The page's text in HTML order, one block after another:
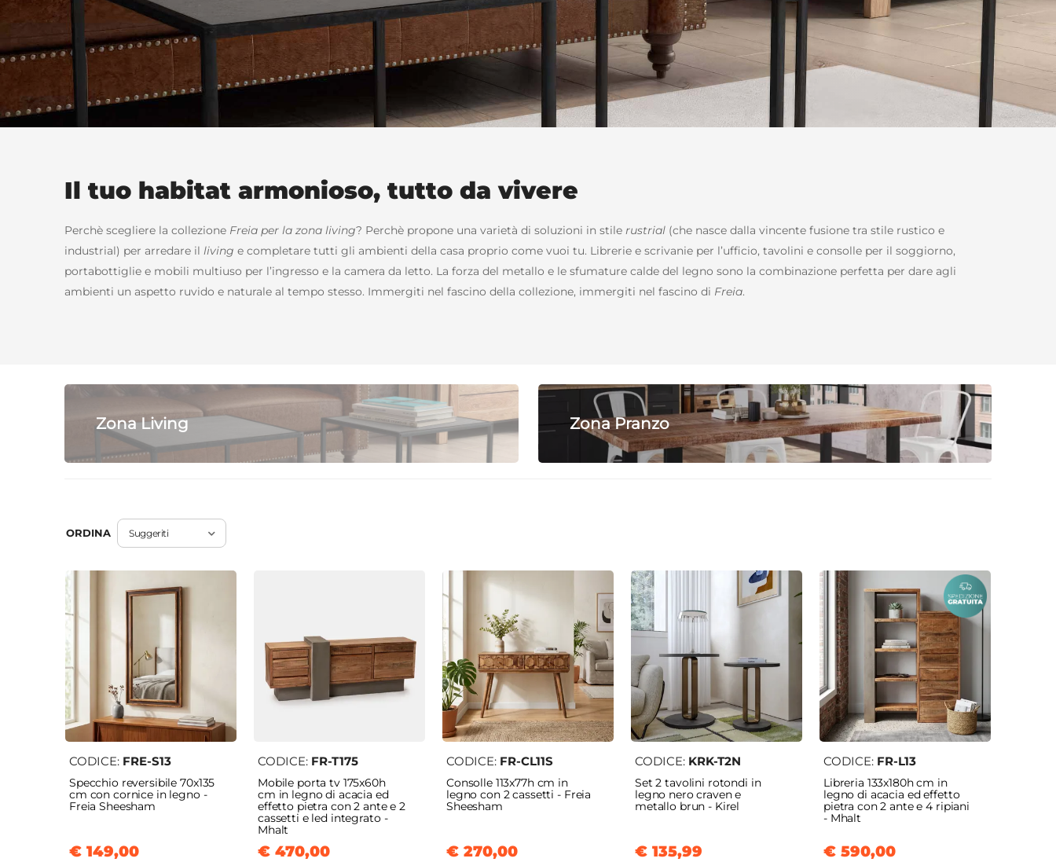
Il tuo habitat armonioso, tutto da vivere
Perchè scegliere la collezione Freia per la zona living? Perchè propone una varietà di soluzioni in stile rustrial (che nasce dalla vincente fusione tra stile rustico e
industrial) per arredare il living e completare tutti gli ambienti della casa proprio come vuoi tu. Librerie e scrivanie per l’ufficio, tavolini e consolle per il soggiorno,
portabottiglie e mobili multiuso per l’ingresso e la camera da letto. La forza del metallo e le sfumature calde del legno sono la combinazione perfetta per dare agli
ambienti un aspetto ruvido e naturale al tempo stesso. Immergiti nel fascino della collezione, immergiti nel fascino di Freia.
Zona Living Zona Pranzo
ORDINA
CODICE: FRE-S13
Specchio reversibile 70x135
cm con cornice in legno -
Freia Sheesham
€ 149,00
CODICE: FR-T175
Mobile porta tv 175x60h
cm in legno di acacia ed
effetto pietra con 2 ante e 2
cassetti e led integrato -
Mhalt
€ 470,00
CODICE: FR-CL11S
Consolle 113x77h cm in
legno con 2 cassetti - Freia
Sheesham
€ 270,00
CODICE: KRK-T2N
Set 2 tavolini rotondi in
legno nero craven e
metallo brun - Kirel
€ 135,99
CODICE: FR-L13
Libreria 133x180h cm in
legno di acacia ed effetto
pietra con 2 ante e 4 ripiani
- Mhalt
€ 590,00